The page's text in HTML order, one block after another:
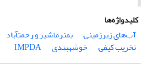
کلیدواژه‌ها
آب‌های زیرزمینی
بم‏نرماشیر و رحمت‏آباد
تخریب کیفی خوشه‏بندی IMPDA